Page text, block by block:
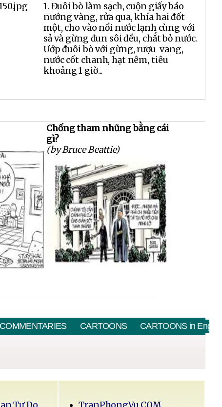
1. Đuôi bò làm sạch, cuộn giấy báo
nướng vàng, rửa qua, khía hai đốt
một, cho vào nồi nước lạnh cùng với
sả và gừng đun sôi đều, chắt bỏ nước.
Ướp đuôi bò với gừng, rượu vang,
nước cốt chanh, hạt nêm, tiêu
khoảng 1 giờ...
Chống tham nhũng bằng cái
gì?
(by Bruce Beattie)
COMMENTARIES CARTOONS CARTOONS in English
Tự Do TranPhongVu.COM